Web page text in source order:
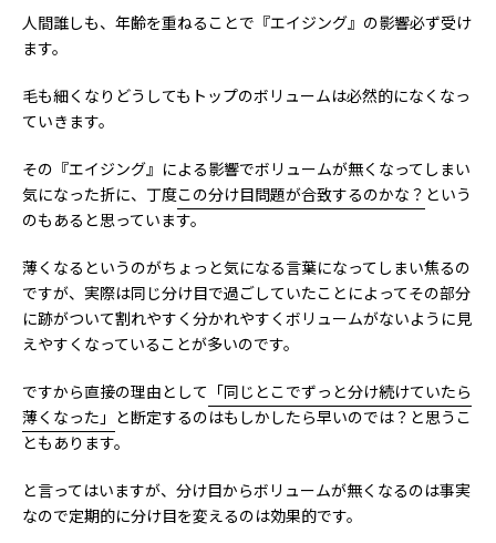
人間誰しも、年齢を重ねることで『エイジング』の影響必ず受け
ます。
毛も細くなりどうしてもトップのボリュームは必然的になくなっ
ていきます。
その『エイジング』による影響でボリュームが無くなってしまい
気になった折に、丁度この分け目問題が合致するのかな？ という
のもあると思っています。
薄くなるというのがちょっと気になる言葉になってしまい焦るの
ですが、実際は同じ分け目で過ごしていたことによってその部分
に跡がついて割れやすく分かれやすくボリュームがないように見
えやすくなっていることが多いのです。
ですから直接の理由として 「同じとこでずっと分け続けていたら
薄くなった」 と断定するのはもしかしたら早いのでは？と思うこ
ともあります。
と言ってはいますが、分け目からボリュームが無くなるのは事実
なので定期的に分け目を変えるのは効果的です。